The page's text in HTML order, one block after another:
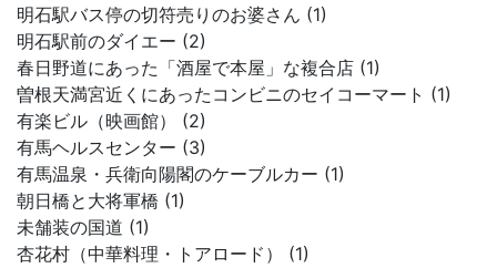
明石駅バス停の切符売りのお婆さん (1)
明石駅前のダイエー (2)
春日野道にあった「酒屋で本屋」な複合店 (1)
曽根天満宮近くにあったコンビニのセイコーマート (1)
有楽ビル（映画館） (2)
有馬ヘルスセンター (3)
有馬温泉・兵衛向陽閣のケーブルカー (1)
朝日橋と大将軍橋 (1)
未舗装の国道 (1)
杏花村（中華料理・トアロード） (1)